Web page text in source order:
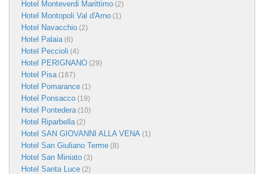
Hotel Monteverdi Marittimo (2)
Hotel Montopoli Val d'Arno (1)
Hotel Navacchio (2)
Hotel Palaia(6)
Hotel Peccioli (4)
Hotel PERIGNANO (29)
Hotel Pisa(167)
Hotel Pomarance (1)
Hotel Ponsacco (19)
Hotel Pontedera(10)
Hotel Riparbella(2)
Hotel SAN GIOVANNI ALLA VENA (1)
Hotel San Giuliano Terme (8)
Hotel San Miniato (3)
Hotel Santa Luce (2)